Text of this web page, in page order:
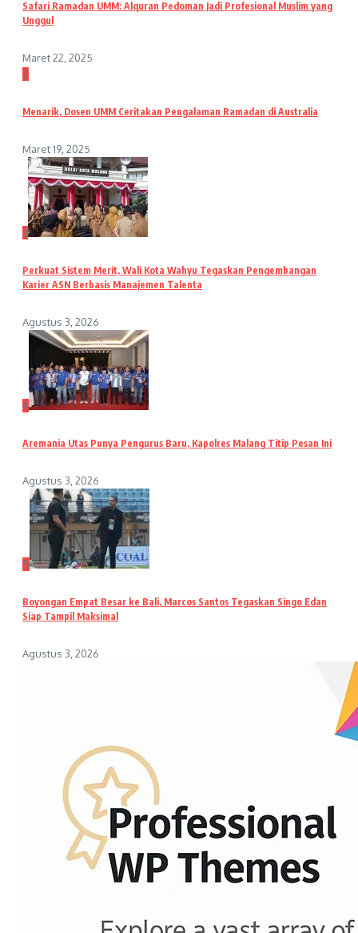
Safari Ramadan UMM: Alquran Pedoman Jadi Profesional Muslim yang
Unggul
Maret 22, 2025
2
Menarik, Dosen UMM Ceritakan Pengalaman Ramadan di Australia
Maret 19, 2025
3
Perkuat Sistem Merit, Wali Kota Wahyu Tegaskan Pengembangan
Karier ASN Berbasis Manajemen Talenta
Agustus 3, 2026
4
Aremania Utas Punya Pengurus Baru, Kapolres Malang Titip Pesan Ini
Agustus 3, 2026
5
Boyongan Empat Besar ke Bali, Marcos Santos Tegaskan Singo Edan
Siap Tampil Maksimal
Agustus 3, 2026